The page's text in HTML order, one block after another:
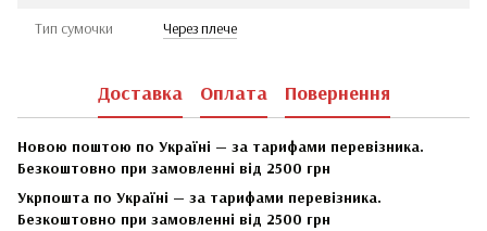
Тип сумочки Через плече
Доставка Оплата Повернення
Новою поштою по Україні — за тарифами перевізника.
Безкоштовно при замовленні від 2500 грн
Укрпошта по Україні — за тарифами перевізника.
Безкоштовно при замовленні від 2500 грн